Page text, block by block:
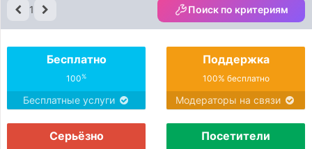
1 Поиск по критериям
Бесплатно
100%
Бесплатные услуги
Поддержка
100% бесплатно
Модераторы на связи
Серьёзно Посетители